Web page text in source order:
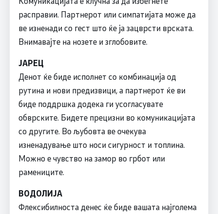
расправии. Партнерот или симпатијата може да
ве изненади со гест што ќе ја зацврсти врската.
Внимавајте на нозете и зглобовите.
ЈАРЕЦ
Денот ќе биде исполнет со комбинација од
рутина и нови предизвици, а партнерот ќе ви
биде поддршка додека ги усогласувате
обврските. Бидете прецизни во комуникацијата
со другите. Во љубовта ве очекува
изненадување што носи сигурност и топлина.
Можно е чувство на замор во грбот или
рамениците.
ВОДОЛИЈА
Флексибилноста денес ќе биде вашата најголема